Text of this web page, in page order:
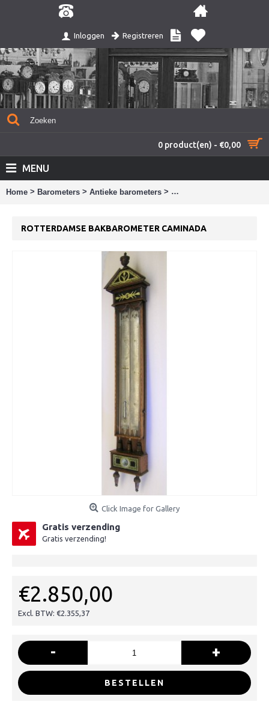
Inloggen Registreren
0 product(en) - €0,00
MENU
Home > Barometers > Antieke barometers > Rotterdamse
ROTTERDAMSE BAKBAROMETER CAMINADA
Click Image for Gallery
Gratis verzending
Gratis verzending!
€2.850,00
Excl. BTW: €2.355,37
- +
BESTELLEN